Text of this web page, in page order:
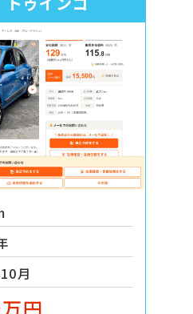
月
円